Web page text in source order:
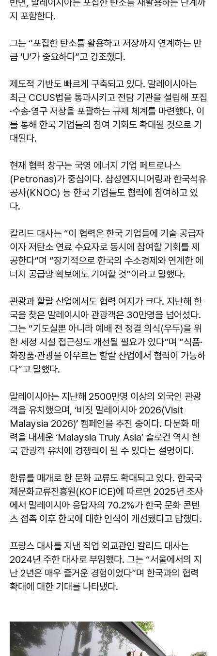
지 포함한다.
그는 “포집한 탄소를 활용하고 저장까지 연계하는 만
큼 ‘U’가 중요하다”고 강조했다.
제도적 기반도 빠르게 구축되고 있다. 말레이시아는
최근 CCUS법을 통과시키고 전담 기관을 설립해 포집
·수송·영구 저장을 포괄하는 규제 체계를 마련했다. 이
를 통해 한국 기업들의 참여 기회도 확대될 것으로 기
대된다.
현재 협력 창구는 국영 에너지 기업 페트로나스
(Petronas)가 중심이다. 삼성엔지니어링과 한국석유
공사(KNOC) 등 한국 기업들도 협력에 참여하고 있
다.
칼리드 대사는 “이 협력은 한국 기업들에 기술 공급자
이자 저탄소 연료 수요자로 동시에 참여할 기회를 제
공한다”며 “장기적으로 한국의 수소경제와 연계한 에
너지 공급망 확보에도 기여할 것”이라고 말했다.
관광과 할랄 산업에서도 협력 여지가 크다. 지난해 한
국을 찾은 말레이시아 관광객은 30만명을 넘어섰다.
그는 “기도실뿐 아니라 예배 전 정결 의식(우두)을 위
한 세정 시설 접근성도 개선될 필요가 있다”며 “식품·
화장품·관광을 아우르는 할랄 산업에서 협력이 가능하
다”고 말했다.
말레이시아는 지난해 2500만명 이상의 외국인 관광
객을 유치했으며, ‘비짓 말레이시아 2026(Visit
Malaysia 2026)’ 캠페인을 추진 중이다. 다문화 매
력을 내세운 ‘Malaysia Truly Asia’ 슬로건 역시 한
국 관광객 유치에 경쟁력이 될 수 있다는 설명이다.
한류를 매개로 한 문화 교류도 확대되고 있다. 한국국
제문화교류진흥원(KOFICE)에 따르면 2025년 조사
에서 말레이시아 응답자의 70.2%가 한국 문화 콘텐
츠 접촉 이후 한국에 대한 인식이 개선됐다고 답했다.
프랑스 대사를 지낸 직업 외교관인 칼리드 대사는
2024년 주한 대사로 부임했다. 그는 “서울에서의 지
난 2년은 매우 즐거운 경험이었다”며 한국과의 협력
확대에 대한 기대를 나타냈다.